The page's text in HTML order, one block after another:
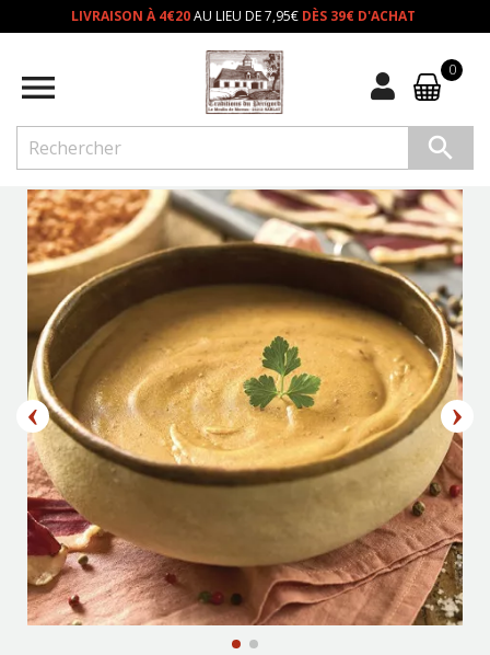
LIVRAISON À 4€20AU LIEU DE 7,95€ DÈS 39€ D'ACHAT
 0
